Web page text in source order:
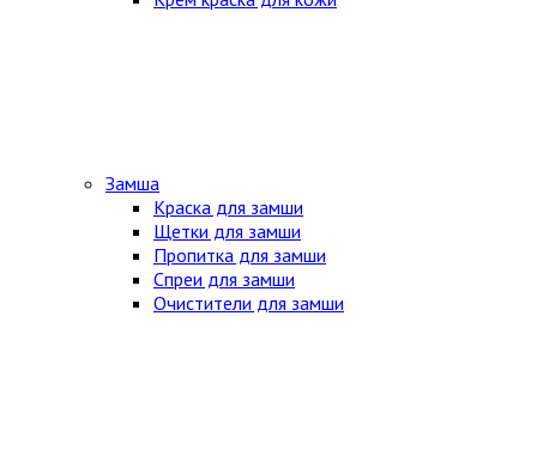
Замша
Краска для замши
Щетки для замши
Пропитка для замши
Спреи для замши
Очистители для замши